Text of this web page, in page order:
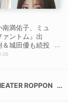
満佑子、ミュ
ァントム』出
＆城田優も続投
】
ROPPON